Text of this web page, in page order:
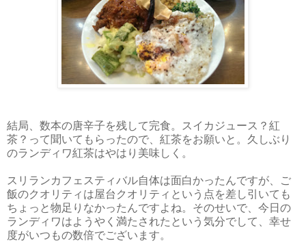
結局、数本の唐辛子を残して完食。スイカジュース？紅
茶？って聞いてもらったので、紅茶をお願いと。久しぶり
のランディワ紅茶はやはり美味しく。
スリランカフェスティバル自体は面白かったんですが、ご
飯のクオリティは屋台クオリティという点を差し引いても
ちょっと物足りなかったんですよね。そのせいで、今日の
ランディワはようやく満たされたという気分でして、幸せ
度がいつもの数倍でございます。